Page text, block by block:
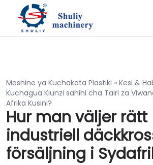
Mashine ya Kuchakata Plastiki » Kesi &
Kuchagua Kiunzi sahihi cha Tairi za
Afrika Kusini?
Hur man väljer rätt
industriell
försäljning i